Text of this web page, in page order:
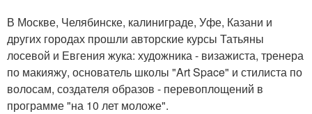
В Москве, Челябинске, калиниграде, Уфе, Казани и
других городах прошли авторские курсы Татьяны
лосевой и Евгения жука: художника - визажиста, тренера
по макияжу, основатель школы "Art Space" и стилиста по
волосам, создателя образов - перевоплощений в
программе "на 10 лет моложе".